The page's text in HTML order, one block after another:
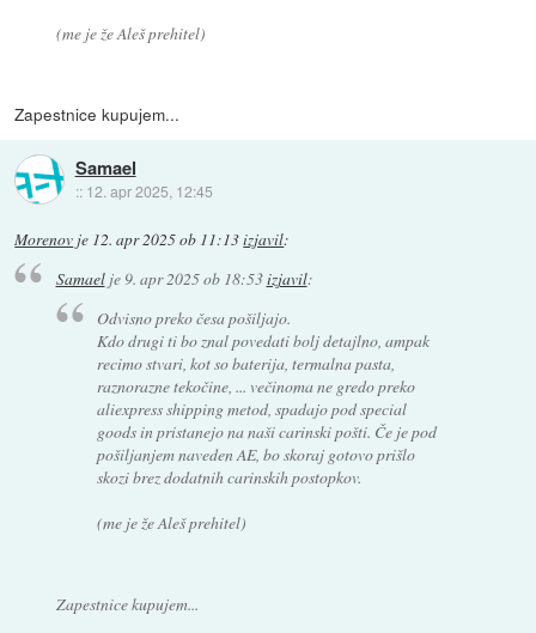
(me je že Aleš prehitel)
Zapestnice kupujem...
Samael
:: 12. apr 2025, 12:45
Morenov je 12. apr 2025 ob 11:13izjavil:
Samaelje9. apr 2025 ob 18:53izjavil:
Odvisno preko česa pošiljajo.
Kdo drugi ti bo znal povedati bolj detajlno, ampak
recimo stvari, kot so baterija, termalna pasta,
raznorazne tekočine, ... večinoma ne gredo preko
aliexpress shipping metod, spadajo pod special
goods in pristanejo na naši carinski pošti. Če je pod
pošiljanjem naveden AE, bo skoraj gotovo prišlo
skozi brez dodatnih carinskih postopkov.
(me je že Aleš prehitel)
Zapestnice kupujem...